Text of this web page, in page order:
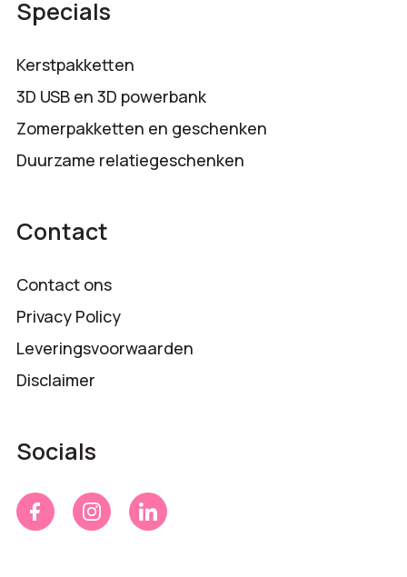
Specials
Kerstpakketten
3D USB en 3D powerbank
Zomerpakketten en geschenken
Duurzame relatiegeschenken
Contact
Contact ons
Privacy Policy
Leveringsvoorwaarden
Disclaimer
Socials